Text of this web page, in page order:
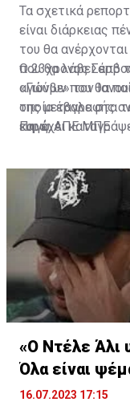
Τα σχετικά
είναι διάρκειας
του θα
που θα λάβει από
αγώνων που θα
της μεταγραφής
ευρώ.
Ο 23χρονος
«Γιούβε» τον
οποία έβαλε στα
και έχει
Πηγή: ΑΠΕ ΜΠΕ
«Ο Ντέλε Άλι
Όλα είναι
υιοθετημένος»
16.07.2023 17:15